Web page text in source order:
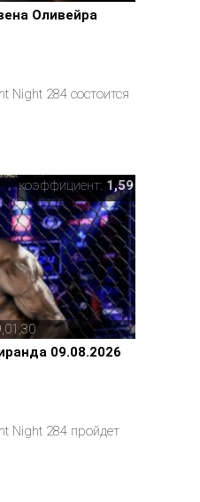
Оливейра
Night 284 состоится
коэффициент: 1,59
09.08.2026
Night 284 пройдет